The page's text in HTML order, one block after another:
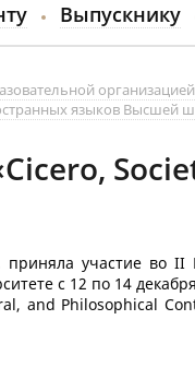
Выпускнику
организацией
языков Высшей
участие во II
с 12 по 14
and Philosophical